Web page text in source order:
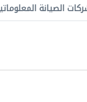
الصيانة